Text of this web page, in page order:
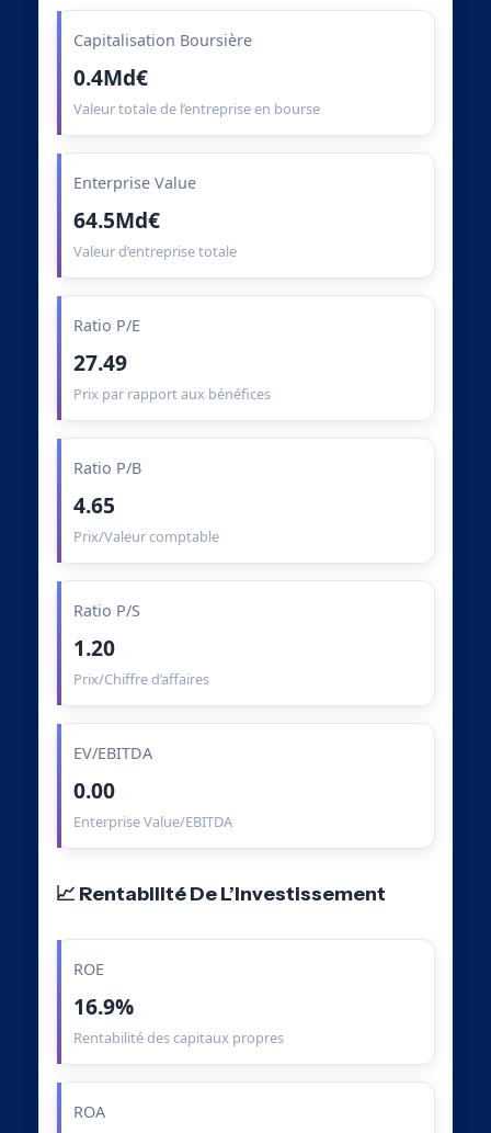
Capitalisation Boursière
0.4Md€
Valeur totale de l’entreprise en bourse
Enterprise Value
64.5Md€
Valeur d’entreprise totale
Ratio P/E
27.49
Prix par rapport aux bénéfices
Ratio P/B
4.65
Prix/Valeur comptable
Ratio P/S
1.20
Prix/Chiffre d’affaires
EV/EBITDA
0.00
Enterprise Value/EBITDA
📈 Rentabilité De L’Investissement
ROE
16.9%
Rentabilité des capitaux propres
ROA